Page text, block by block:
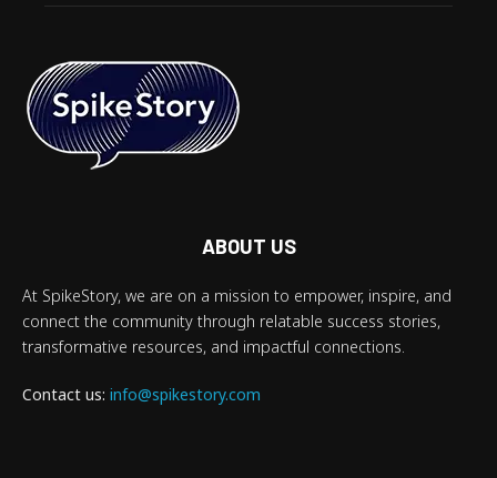
ABOUT US
At SpikeStory, we are on a mission to empower, inspire, and
connect the community through relatable success stories,
transformative resources, and impactful connections.
Contact us: info@spikestory.com